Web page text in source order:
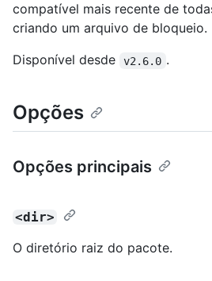
compatível mais recente de
criando um arquivo de bloqueio.
Disponível desde
v2.6.0 .
Opções
Opções principais
<dir>
O diretório raiz do pacote.